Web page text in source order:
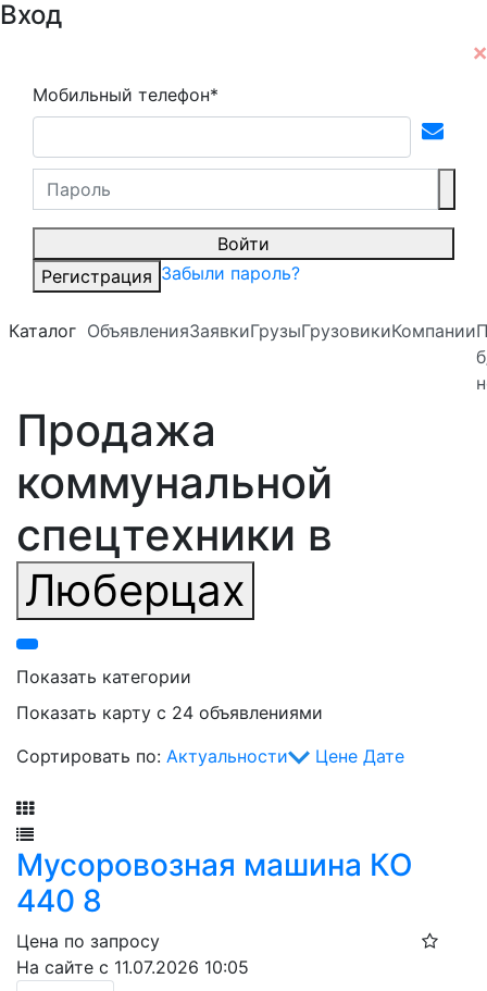
Вход
Мобильный телефон*
Войти
Регистрация Забыли пароль?
Каталог ОбъявленияЗаявкиГрузыГрузовикиКомпании
Продажа
коммунальной
спецтехники в
Люберцах
Показать категории
Показать карту с 24 объявлениями
Сортировать по: Актуальности Цене Дате
Мусоровозная машина КО
440 8
Цена по запросу
На сайте с 11.07.2026 10:05